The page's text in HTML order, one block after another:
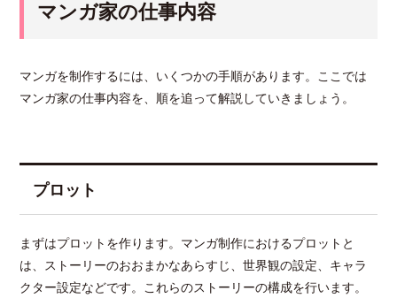
マンガ家の仕事内容
マンガを制作するには、いくつかの手順があります。ここでは
マンガ家の仕事内容を、順を追って解説していきましょう。
プロット
まずはプロットを作ります。マンガ制作におけるプロットと
は、ストーリーのおおまかなあらすじ、世界観の設定、キャラ
クター設定などです。これらのストーリーの構成を行います。